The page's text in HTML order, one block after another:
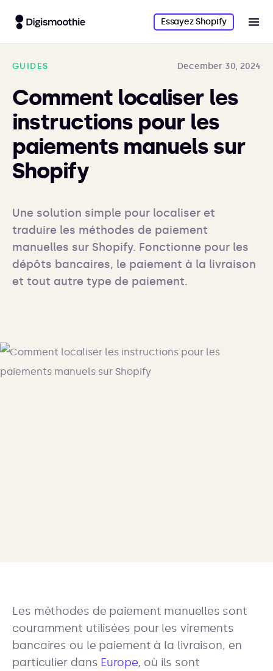
Essayez Shopify
GUIDES December 30, 2024
Comment localiser les
instructions pour les
paiements manuels sur
Shopify
Une solution simple pour localiser et
traduire les méthodes de paiement
manuelles sur Shopify. Fonctionne pour les
dépôts bancaires, le paiement à la livraison
et tout autre type de paiement.
Les méthodes de paiement manuelles sont
couramment utilisées pour les virements
bancaires ou le paiement à la livraison, en
particulier dans Europe, où ils sont